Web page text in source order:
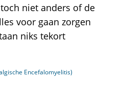
niet anders of de
voor gaan zorgen
niks tekort
Encefalomyelitis)